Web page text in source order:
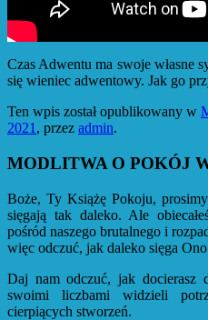
Czas Adwentu ma swoje własne
się wieniec adwentowy. Jak go
Ten wpis został opublikowany w
2021 , przez admin.
MODLITWA O POKÓJ
Boże, Ty Książę Pokoju,
sięgają tak daleko. Ale
pośród naszego brutalnego i
więc odczuć, jak daleko sięga
Daj nam odczuć, jak docierasz
swoimi liczbami widzieli
cierpiących stworzeń.